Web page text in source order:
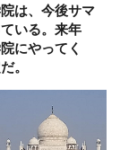
は、今後サマ
いる。来年
にやってく
。